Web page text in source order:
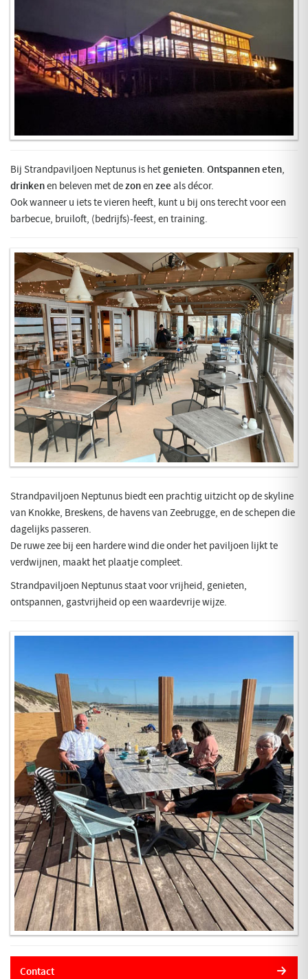
Bij Strandpaviljoen Neptunus is hetgenieten. Ontspanneneten,
drinkenen beleven met dezonen zee als décor.
Ook wanneer u iets te vieren heeft, kunt u bij ons terecht voor een
barbecue, bruiloft, (bedrijfs)-feest, en training.
Strandpaviljoen Neptunus biedt een prachtig uitzicht op de skyline
van Knokke, Breskens, de havens van Zeebrugge, en de schepen die
dagelijks passeren.
De ruwe zee bij een hardere wind die onder het paviljoen lijkt te
verdwijnen, maakt het plaatje compleet.
Strandpaviljoen Neptunus staat voor vrijheid, genieten,
ontspannen, gastvrijheid op een waardevrije wijze.
Contact